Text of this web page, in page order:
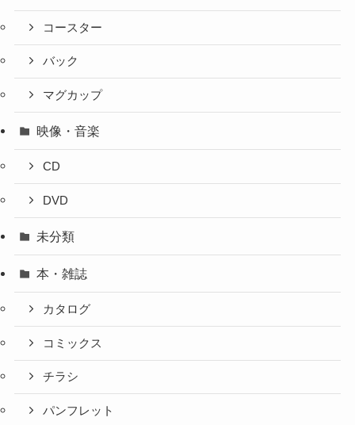
コースター
バック
マグカップ
映像・音楽
CD
DVD
未分類
本・雑誌
カタログ
コミックス
チラシ
パンフレット